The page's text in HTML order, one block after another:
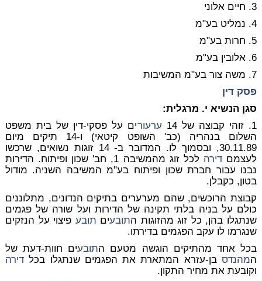
3. חיים אלוני
4. נמליט בע"מ
5. חרות בע"מ
6. אלובין בע"מ
7. משה צור בע"מ המשיבות
פסק דין
סגן הנשיא י. מרגלית:
1. זוהי קבוצה של 14
ערעורים על פסקי-דין של בית משפט
השלום בנהריה (כב' השופט קיטאי) ו-14 תיקים מיום
30.11.89, ובסמוך לו. המדובר ב- 14 זוגות נשואים, שרכשו
לעצמםדירה
לכל זוג מהמשיבה 1, חב' שכון ופיתוח. הדירות
נבנו עבור חברת שכון ופיתוח בע"מ המשיבה השניה. מודול
בטון, כקבלן.
קבוצת הרוכשים, שהם מערערים בתיקים הנדונים, מתלוננים
כולם על בניה בלתי תקינה של הדירות ועל שורה של פגמים
שנתגלו בהן, כל זוג מהזוגות התובעים תובע פיצוי על הנזקים
שנגרמו לו עקב הפגמים בדירתו.
בכל אחד מהתיקים הוגשה מטעם התובעים חוות-דעת של
המהנדסבן-עזרא המתארת את הפגמים שנתגלו בכלדירה
וקובעת את מחיר התקון.